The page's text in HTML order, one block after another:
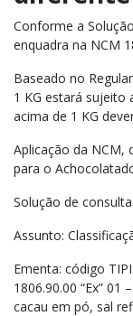
Conforme a
enquadra na NCM
Baseado no
1 KG estará sujeito
acima de 1 KG
Aplicação da NCM,
para o
Solução de
Assunto:
Ementa: código
1806.90.00 “Ex”
cacau em pó, sal